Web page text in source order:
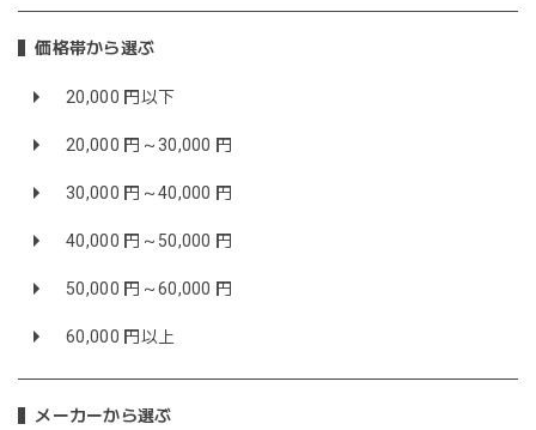
価格帯から選ぶ
20,000 円以下
20,000 円～30,000 円
30,000 円～40,000 円
40,000 円～50,000 円
50,000 円～60,000 円
60,000 円以上
メーカーから選ぶ